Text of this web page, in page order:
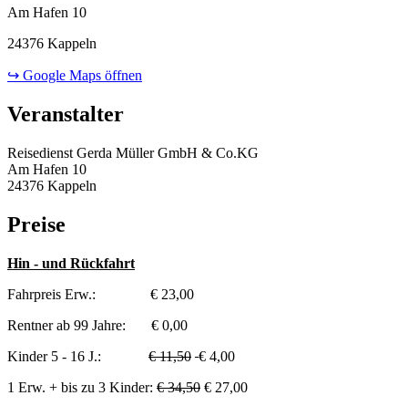
Am Hafen 10
24376 Kappeln
↪ Google Maps öffnen
Veranstalter
Reisedienst Gerda Müller GmbH & Co.KG
Am Hafen 10
24376 Kappeln
Preise
Hin - und Rückfahrt
Fahrpreis Erw.: € 23,00
Rentner ab 99 Jahre: € 0,00
Kinder 5 - 16 J.: € 11,50 € 4,00
1 Erw. + bis zu 3 Kinder: € 34,50 € 27,00